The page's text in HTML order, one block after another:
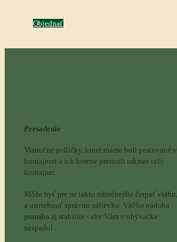
Objednať
Presadenie
Vianočné jedličky, ktoré máme boli pestované v
kontajneri a ich korene prerástli takmer celý
kontajner.
Môže byť pre ne takto náročnejšie čerpať vlahu,
a ustriehnuť správnu zálievku. Väčšia nádoba
pomáha aj stabilite - aby Vám v obývačke
nespadol.